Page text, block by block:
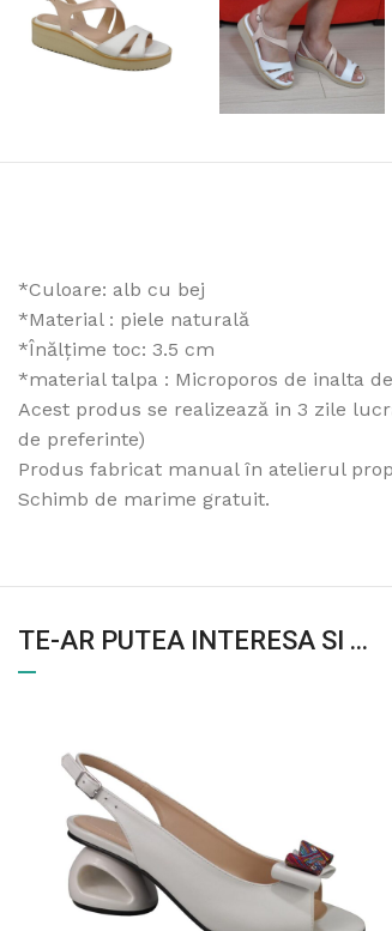
*Culoare: alb cu bej
*Material : piele naturală
*Înălțime toc: 3.5 cm
*material talpa : Microporos de inalta
Acest produs se realizează in 3 zile
de preferinte)
Produs fabricat manual în atelierul
Schimb de marime gratuit.
TE-AR PUTEA INTERESA SI ...